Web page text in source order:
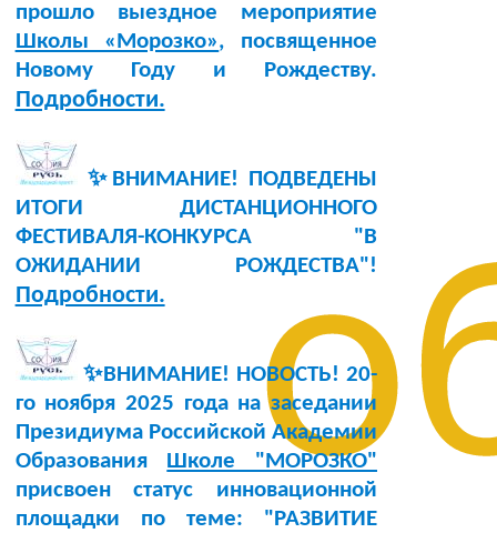
прошло выездное мероприятие
Школы «Морозко», посвященное
Новому Году и Рождеству.
Подробности.
✨ВНИМАНИЕ! ПОДВЕДЕНЫ
ИТОГИ ДИСТАНЦИОННОГО
ФЕСТИВАЛЯ-КОНКУРСА "В
ОЖИДАНИИ РОЖДЕСТВА"!
Подробности.
✨ВНИМАНИЕ! НОВОСТЬ! 20-
го ноября 2025 годана заседании
Президиума Российской Академии
Образования Школе "МОРОЗКО"
присвоен статус инновационной
площадки по теме: "РАЗВИТИЕ